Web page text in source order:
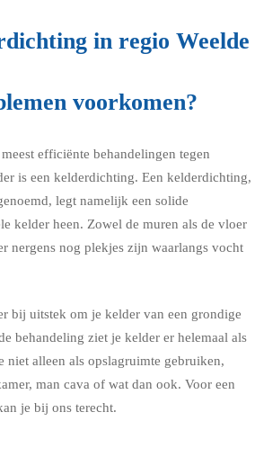
in regio Weelde
voorkomen?
efficiënte behandelingen tegen
is een kelderdichting. Een kelderdichting,
legt namelijk een solide
kelder heen. Zowel de muren als de vloer
nergens nog plekjes zijn waarlangs vocht
bij uitstek om je kelder van een grondige
behandeling ziet je kelder er helemaal als
niet alleen als opslagruimte gebruiken,
man cava of wat dan ook. Voor een
je bij ons terecht.